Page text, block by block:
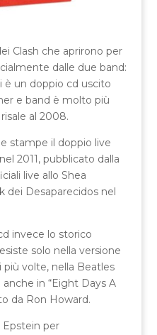
Clash che aprirono per
dalle due band:
è un doppio cd uscito
e band è molto più
al 2008.
stampe il doppio live
2011, pubblicato dalla
live allo Shea
dei Desaparecidos nel
invece lo storico
solo nella versione
volte, nella Beatles
in “Eight Days A
da Ron Howard.
Epstein per